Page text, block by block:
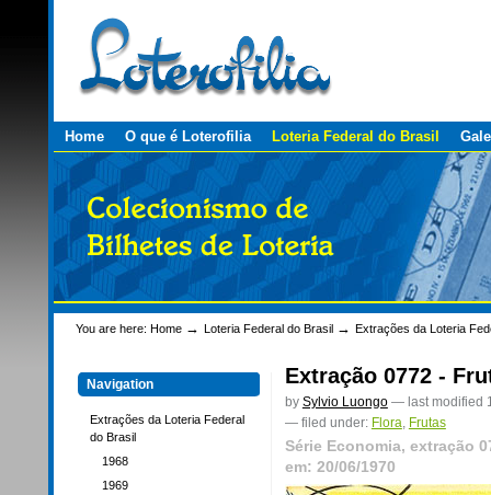
content.
Home O que é Loterofilia Loteria Federal do Brasil
You are here: Home → Loteria Federal do Brasil → Extrações da Loteria
Extração 0772 -
by Sylvio Luongo — last modified
— filed under: Flora, Frutas
Série Economia, extração
em: 20/06/1970
Navigation
Extrações da Loteria Federal
do Brasil
1968
1969